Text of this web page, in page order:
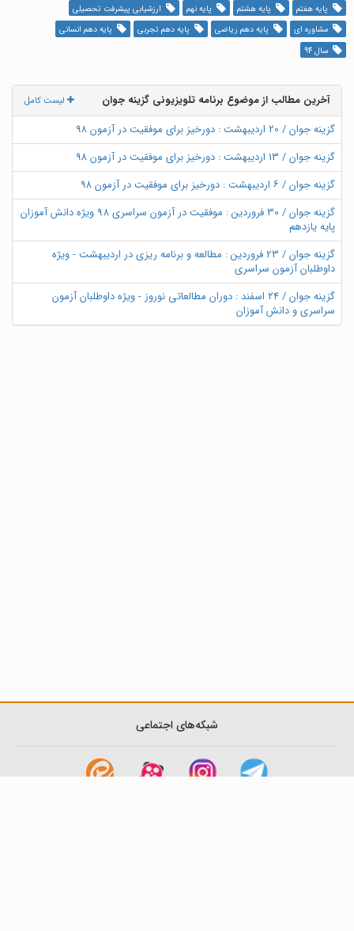
پایه هفتم پایه هشتم پایه نهم
ارزشیابی پیشرفت تحصیلی
مشاوره ای
پایه دهم ریاضی پایه دهم تجربی
پایه دهم انسانی
سال 94
لیست کامل
آخرین مطالب از موضوع برنامه تلویزیونی گزینه جوان
گزینه جوان / 20 اردیبهشت : دورخیز برای موفقیت در آزمون ۹۸
گزینه جوان / 13 اردیبهشت : دورخیز برای موفقیت در آزمون ۹۸
گزینه جوان / ۶ اردیبهشت : دورخیز برای موفقیت در آزمون ۹۸
گزینه جوان / 30 فروردین : موفقیت در آزمون سراسری 98 ویژه دانش آموزان
پایه یازدهم
گزینه جوان / 23 فروردین : مطالعه و برنامه ریزی در اردیبهشت - ویژه
داوطلبان آزمون سراسری
گزینه جوان / ۲۴ اسفند : دوران مطالعاتی نوروز - ویژه داوطلبان آزمون
سراسری و دانش آموزان
شبکه‌های اجتماعی